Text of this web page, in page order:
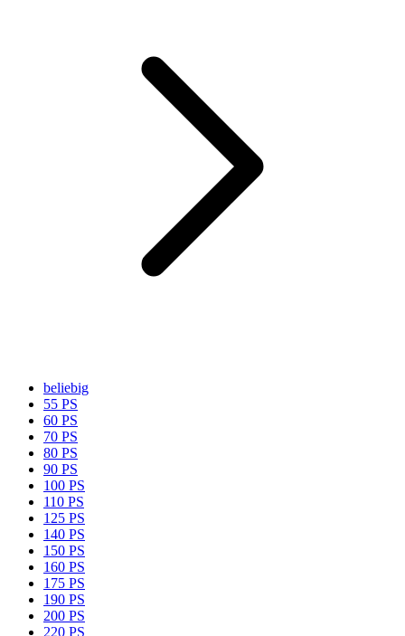
beliebig
55 PS
60 PS
70 PS
80 PS
90 PS
100 PS
110 PS
125 PS
140 PS
150 PS
160 PS
175 PS
190 PS
200 PS
220 PS